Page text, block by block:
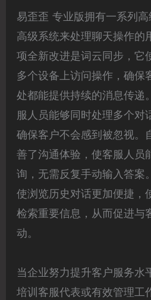
易歪歪 专业版拥有一系列
高级系统来处理聊天操作的
项全新改进是词云同步，它
多个设备上访问操作，确保
处都能提供持续的消息传递
服人员能够同时处理多个对
确保客户不会感到被忽视。
善了沟通体验，使客服人员
询，无需反复手动输入答案
使浏览历史对话更加便捷，
检索重要信息，从而促进与
动。
当企业努力提升客户服务水
培训客服代表或有效管理工